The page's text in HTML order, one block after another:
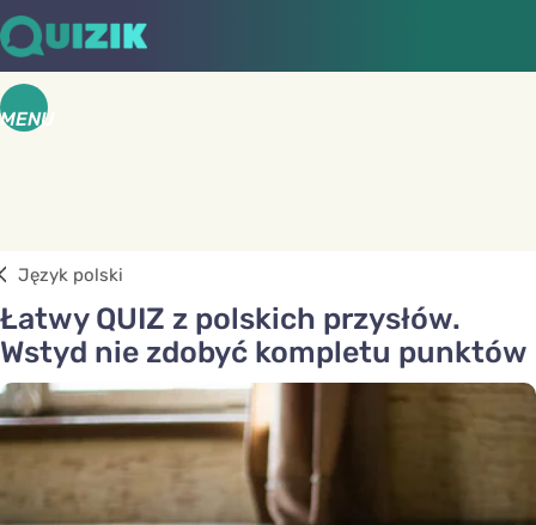
MENU
Język polski
Łatwy QUIZ z polskich przysłów.
Wstyd nie zdobyć kompletu punktów